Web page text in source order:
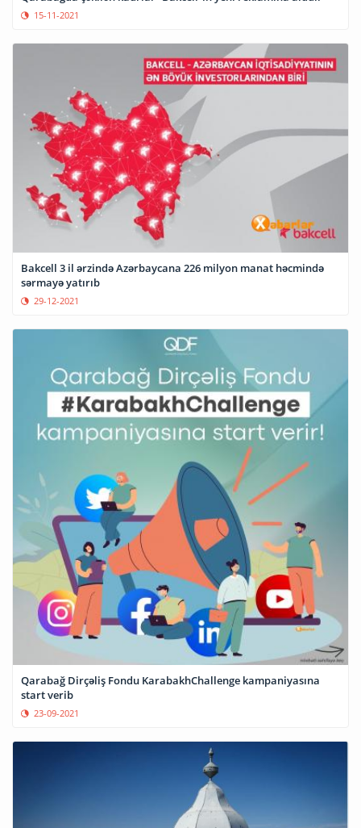
15-11-2021
Bakcell 3 il ərzində Azərbaycana 226 milyon manat həcmində
sərmayə yatırıb
29-12-2021
Qarabağ Dirçəliş Fondu KarabakhChallenge kampaniyasına
start verib
23-09-2021